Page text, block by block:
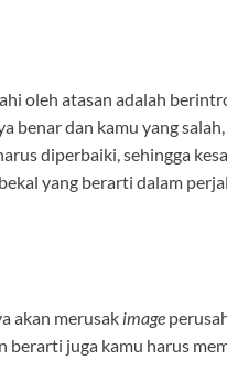
oleh atasan adalah
benar dan kamu yang
diperbaiki, sehingga
yang berarti dalam
akan merusak image
berarti juga kamu harus